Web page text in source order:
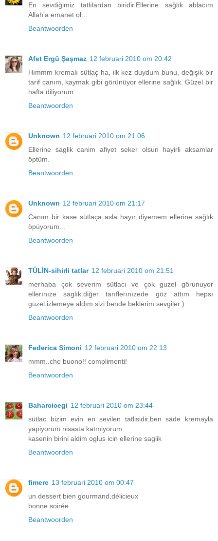
En sevdiğimiz tatlılardan biridir.Ellerine sağlık ablacım
Allah'a emanet ol...
Beantwoorden
Afet Ergü Şaşmaz 12 februari 2010 om 20:42
Hımmm kremalı sütlaç ha, ilk kez duydum bunu, değişik bir
tarif canım, kaymak gibi görünüyor ellerine sağlık. Güzel bir
hafta diliyorum.
Beantwoorden
Unknown 12 februari 2010 om 21:06
Ellerine saglik canim afiyet seker olsun hayirli aksamlar
öptüm.
Beantwoorden
Unknown 12 februari 2010 om 21:17
Canım bir kase sütlaça asla hayır diyemem ellerine sağlık
öpüyorum...
Beantwoorden
TÜLİN-sihirli tatlar 12 februari 2010 om 21:51
merhaba çok severim sütlacı ve çok guzel görunuyor
ellerınıze saglık.diğer tarıflerınızede göz attım hepsı
güzel.izlemeye aldım sizi bende beklerim sevgiler:)
Beantwoorden
Federica Simoni 12 februari 2010 om 22:13
mmm..che buono!! complimenti!
Beantwoorden
Baharcicegi 12 februari 2010 om 23:44
sütlac bizim evin en sevilen tatlisidir,ben sade kremayla
yapiyorum nisasta katmiyorum
kasenin birini aldim oglus icin ellerine saglik
Beantwoorden
fimere 13 februari 2010 om 00:47
un dessert bien gourmand,délicieux
bonne soirée
Beantwoorden